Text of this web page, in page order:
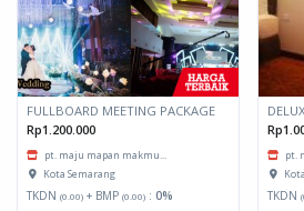
FULLBOARD MEETING PACKAGE
Rp1.200.000
pt. maju mapan makmu...
Kota Semarang
TKDN (0.00) + BMP (0.00) : 0%
pt.
TKDN